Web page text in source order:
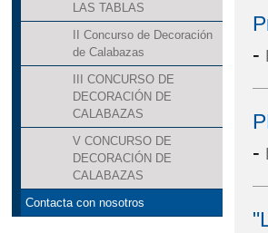
LAS TABLAS
II Concurso de Decoración
de Calabazas
III CONCURSO DE
DECORACIÓN DE
CALABAZAS
V CONCURSO DE
DECORACIÓN DE
CALABAZAS
Contacta con nosotros
-
-